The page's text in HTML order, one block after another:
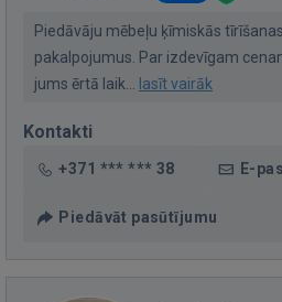
Piedāvāju mēbeļu ķīmiskās
pakalpojumus. Par izdevīgam
jums ērtā laik...
lasīt vairāk
Kontakti
+371 *** *** 38 E-
Piedāvāt pasūtījumu